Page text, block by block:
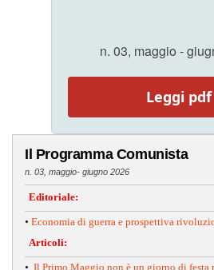
n. 03, maggio -
Leggi pdf
Il Programma Comunista
n. 03, maggio- giugno 2026
Editoriale:
• Economia di guerra e prospettiva
Articoli:
• Il Primo Maggio non è un giorno di festa